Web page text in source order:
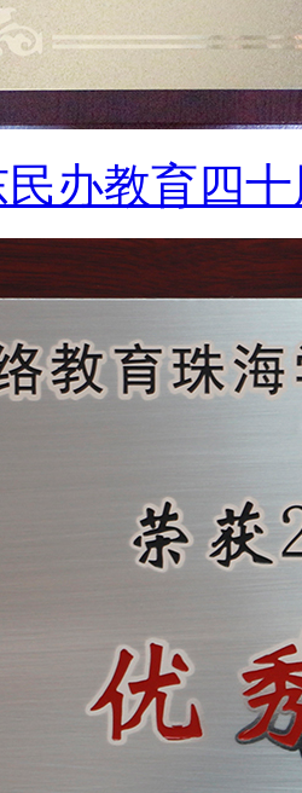
民办教育四